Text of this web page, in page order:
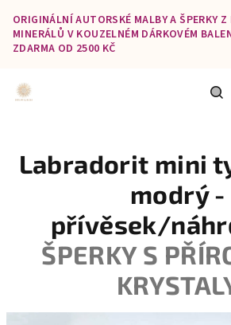
obsah
ORIGINÁLNÍ AUTORSKÉ MALBY A ŠPERKY Z
MINERÁLŮ V KOUZELNÉM DÁRKOVÉM
ZDARMA OD 2500 KČ
Labradorit mini
modrý -
přívěsek/
ŠPERKY S